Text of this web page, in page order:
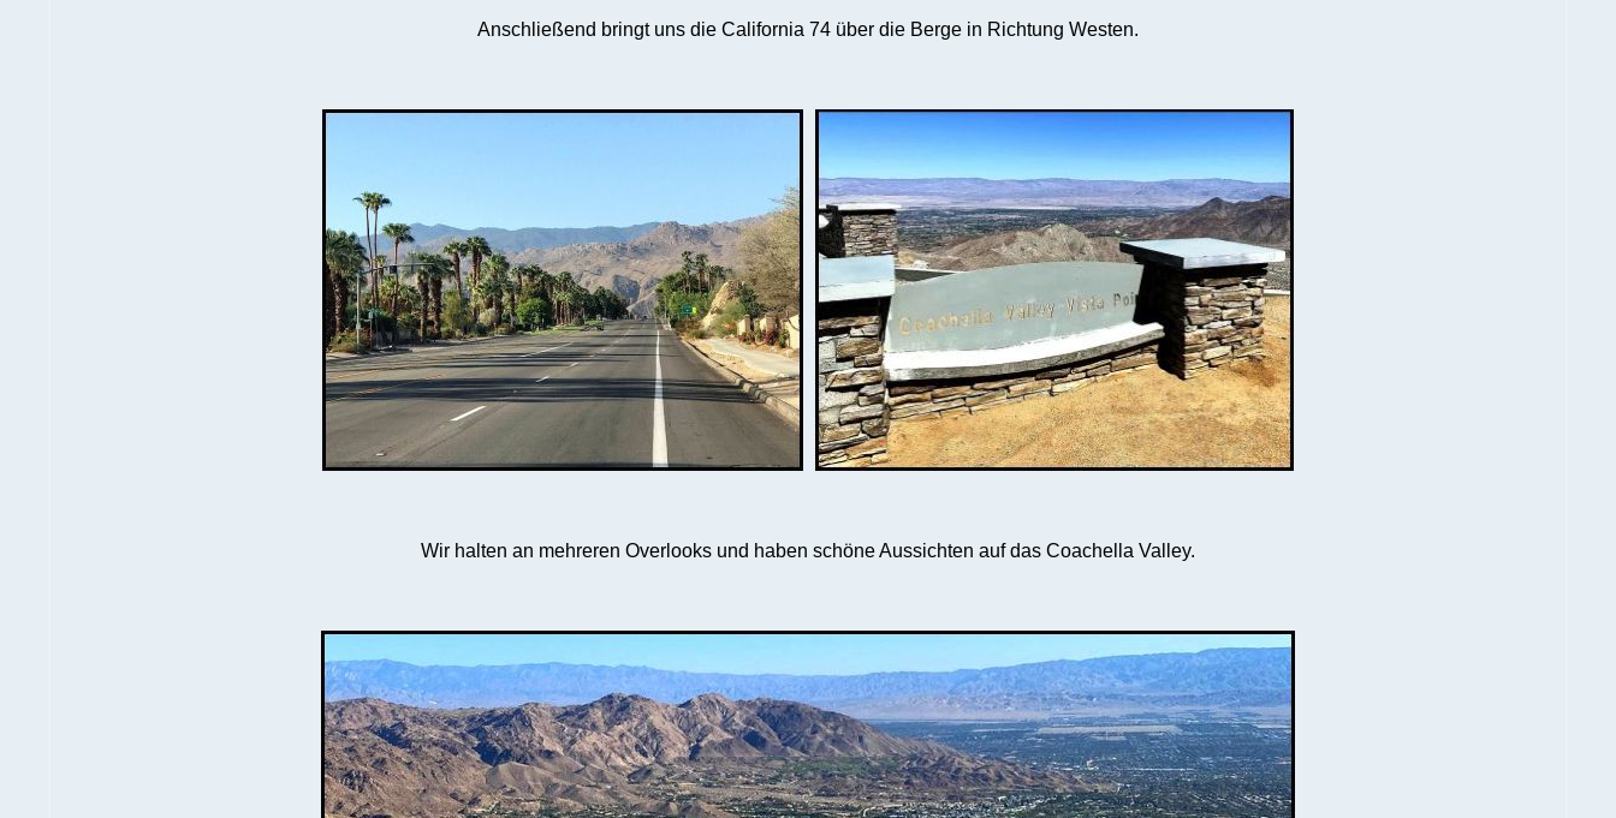
Anschließend bringt uns die California 74 über die Berge in Richtung Westen.
Wir halten an mehreren Overlooks und haben schöne Aussichten auf das Coachella Valley.